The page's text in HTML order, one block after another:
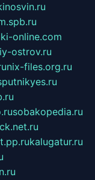
online.com
ostrov.ru
nix-files.org.ru
sobakopedia.ru
kalugatur.ru